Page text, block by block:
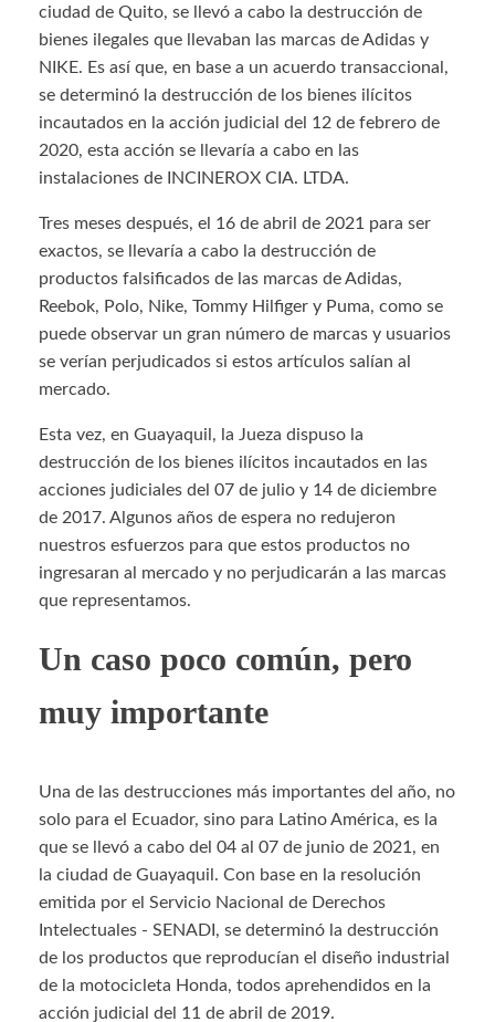
ciudad de Quito, se llevó a cabo la destrucción de
bienes ilegales que llevaban las marcas de Adidas y
NIKE. Es así que, en base a un acuerdo transaccional,
se determinó la destrucción de los bienes ilícitos
incautados en la acción judicial del 12 de febrero de
2020, esta acción se llevaría a cabo en las
instalaciones de INCINEROX CIA. LTDA.
Tres meses después, el 16 de abril de 2021 para ser
exactos, se llevaría a cabo la destrucción de
productos falsificados de las marcas de Adidas,
Reebok, Polo, Nike, Tommy Hilfiger y Puma, como se
puede observar un gran número de marcas y usuarios
se verían perjudicados si estos artículos salían al
mercado.
Esta vez, en Guayaquil, la Jueza dispuso la
destrucción de los bienes ilícitos incautados en las
acciones judiciales del 07 de julio y 14 de diciembre
de 2017. Algunos años de espera no redujeron
nuestros esfuerzos para que estos productos no
ingresaran al mercado y no perjudicarán a las marcas
que representamos.
Un caso poco común, pero
muy importante
Una de las destrucciones más importantes del año, no
solo para el Ecuador, sino para Latino América, es la
que se llevó a cabo del 04 al 07 de junio de 2021, en
la ciudad de Guayaquil. Con base en la resolución
emitida por el Servicio Nacional de Derechos
Intelectuales - SENADI, se determinó la destrucción
de los productos que reproducían el diseño industrial
de la motocicleta Honda, todos aprehendidos en la
acción judicial del 11 de abril de 2019.